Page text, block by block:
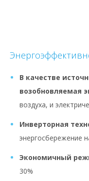
В качестве
возобновляемая
воздуха, и
Инверторная
энергосбережение
Экономичный
30%